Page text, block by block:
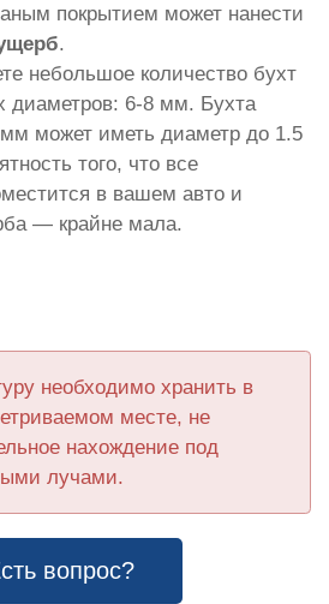
покрытием может нанести
.
небольшое количество бухт
диаметров: 6-8 мм. Бухта
может иметь диаметр до 1.5
того, что все
в вашем авто и
— крайне мала.
необходимо хранить в
месте, не
нахождение под
лучами.
вопрос?